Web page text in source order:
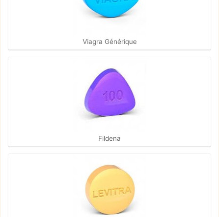
Viagra Générique
Fildena